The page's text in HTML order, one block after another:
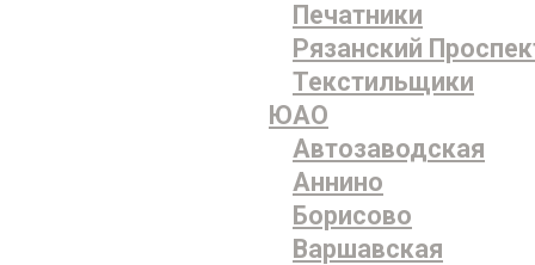
Печатники
Рязанский
Текстильщики
ЮАО
Автозаводская
Аннино
Борисово
Варшавская